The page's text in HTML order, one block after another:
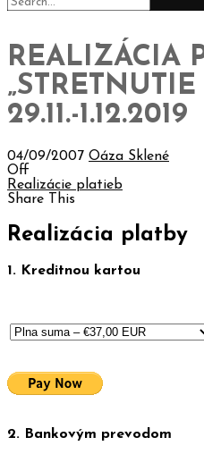
REALIZÁCIA
29.11.-1.12.2019
04/09/2007 Oáza Sklené
Off
Realizácie platieb
Share This
Realizácia platby
1. Kreditnou kartou
2. Bankovým prevodom